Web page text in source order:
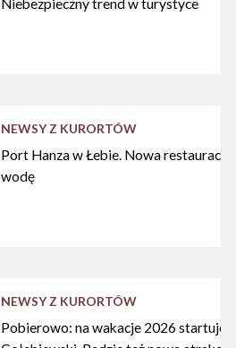
Niebezpieczny trend w turystyce
NEWSY Z KURORTÓW
Port Hanza w Łebie. Nowa restauracja
wodę
NEWSY Z KURORTÓW
Pobierowo: na wakacje 2026 startuje